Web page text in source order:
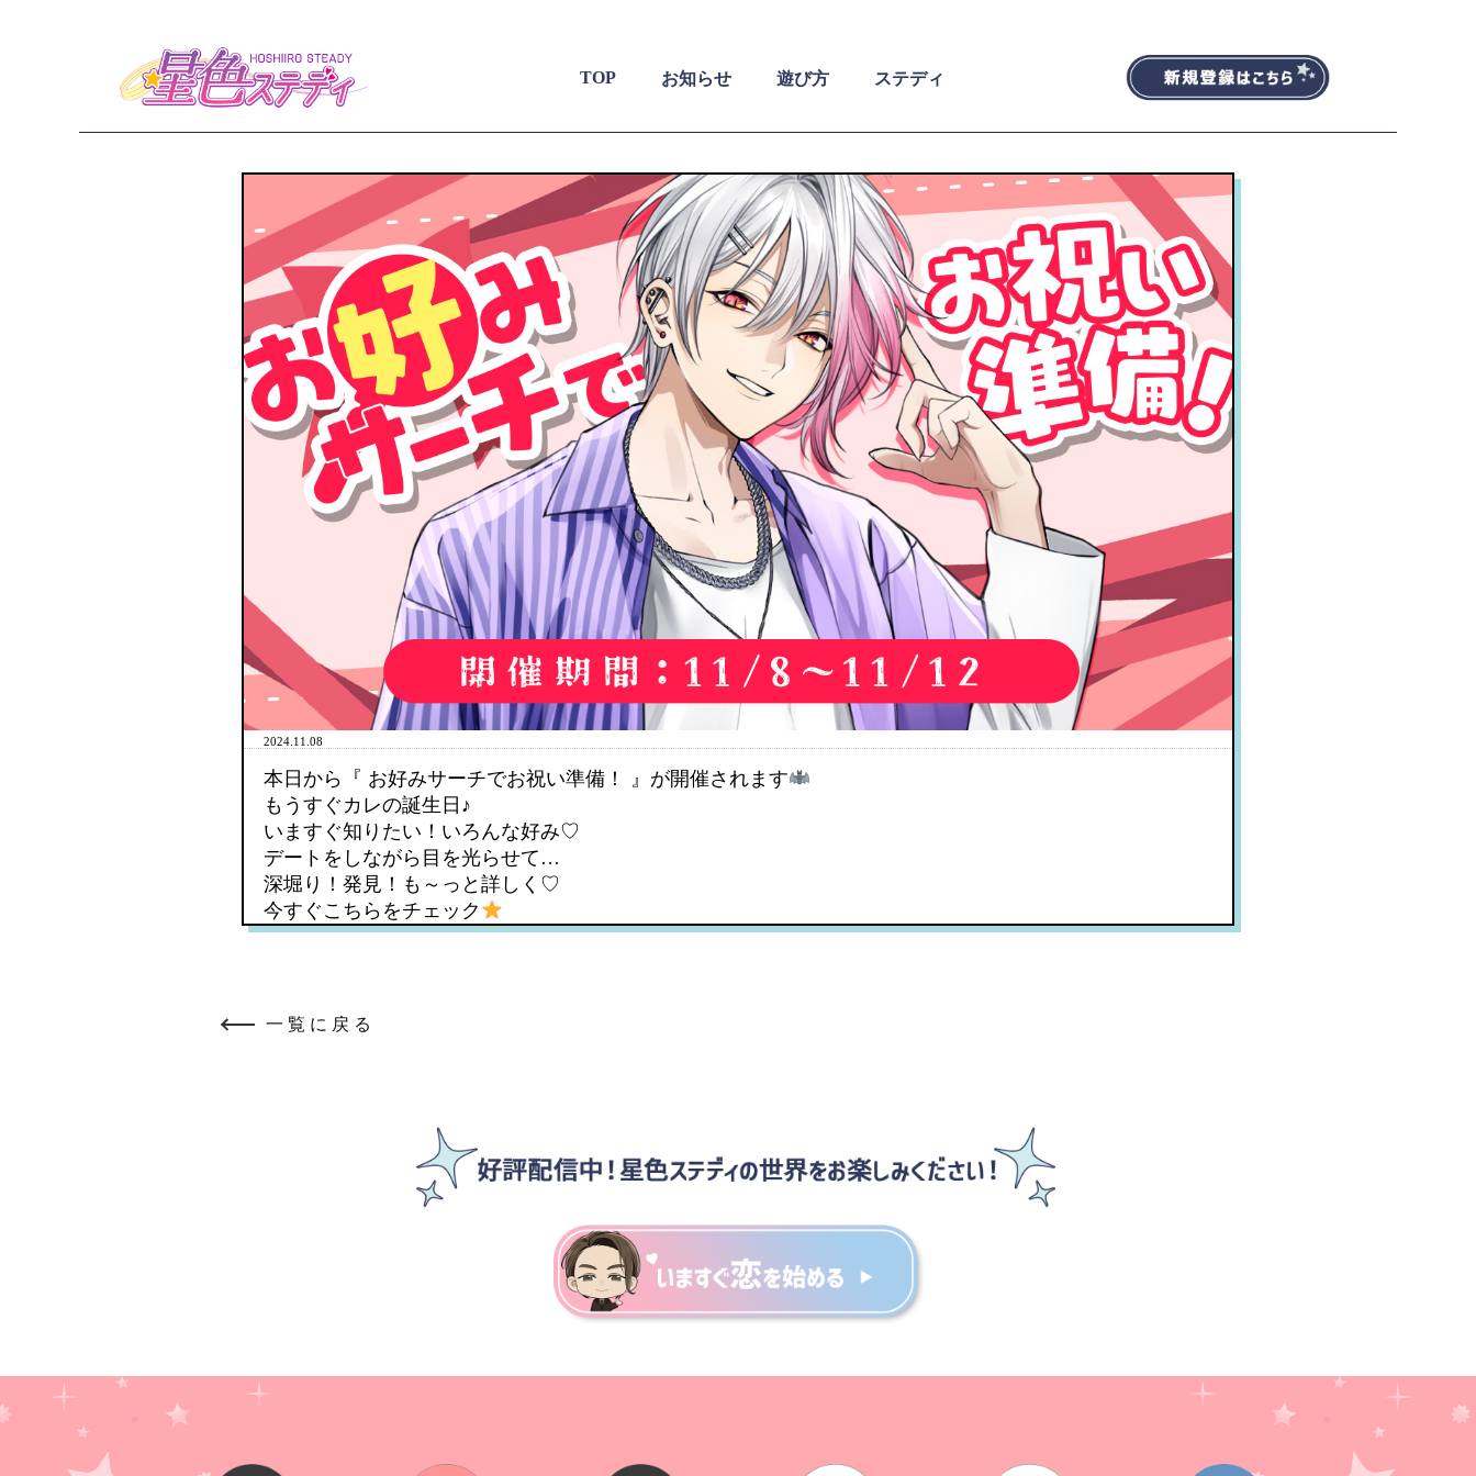
TOP お知らせ 遊び方 ステディ
2024.11.08
本日から『 お好みサーチでお祝い準備！ 』が開催されます
もうすぐカレの誕生日♪
いますぐ知りたい！いろんな好み♡
デートをしながら目を光らせて…
深堀り！発見！も～っと詳しく♡
今すぐこちらをチェック
一覧に戻る